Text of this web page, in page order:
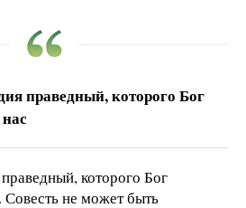
праведный, которого Бог
которого Бог
Совесть не может быть